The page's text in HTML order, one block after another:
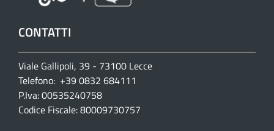
CONTATTI
Viale Gallipoli, 39 - 73100 Lecce
Telefono: +39 0832 684111
P.Iva: 00535240758
Codice Fiscale: 80009730757